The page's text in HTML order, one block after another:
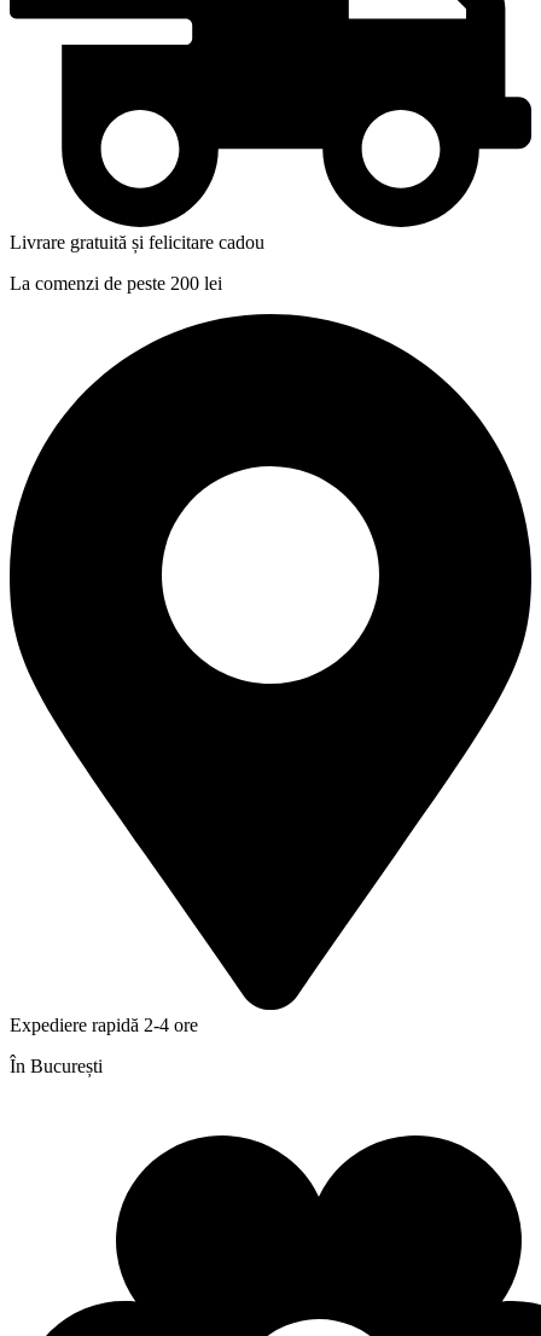
Livrare gratuită și felicitare cadou
La comenzi de peste 200 lei
Expediere rapidă 2-4 ore
În București